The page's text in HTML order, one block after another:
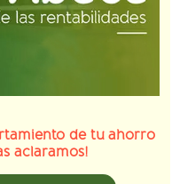
de tu ahorro
aclaramos!